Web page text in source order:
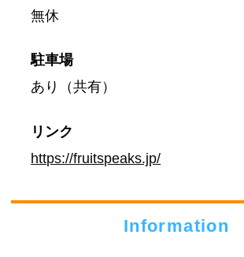
無休
駐車場
あり（共有）
リンク
https://fruitspeaks.jp/
Information